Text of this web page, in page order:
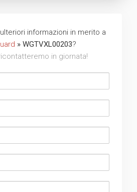
informazioni in merito a
» WGTVXL00203?
in giornata!
address